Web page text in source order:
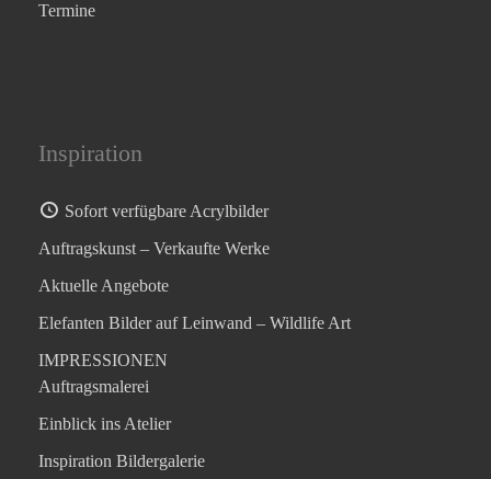
Termine
Inspiration
Sofort verfügbare Acrylbilder
Auftragskunst – Verkaufte Werke
Aktuelle Angebote
Elefanten Bilder auf Leinwand – Wildlife Art
IMPRESSIONEN
Auftragsmalerei
Einblick ins Atelier
Inspiration Bildergalerie